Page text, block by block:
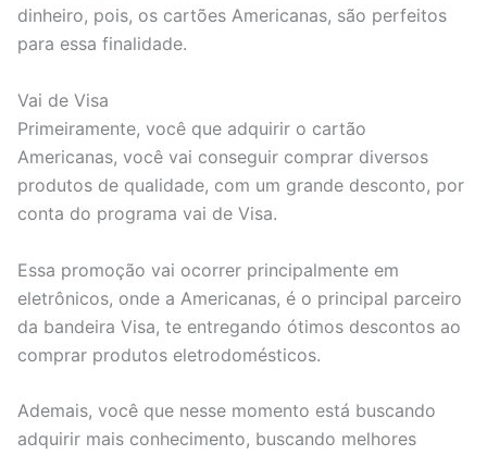
dinheiro, pois, os cartões Americanas, são perfeitos
para essa finalidade.
Vai de Visa
Primeiramente, você que adquirir o cartão
Americanas, você vai conseguir comprar diversos
produtos de qualidade, com um grande desconto, por
conta do programa vai de Visa.
Essa promoção vai ocorrer principalmente em
eletrônicos, onde a Americanas, é o principal parceiro
da bandeira Visa, te entregando ótimos descontos ao
comprar produtos eletrodomésticos.
Ademais, você que nesse momento está buscando
adquirir mais conhecimento, buscando melhores